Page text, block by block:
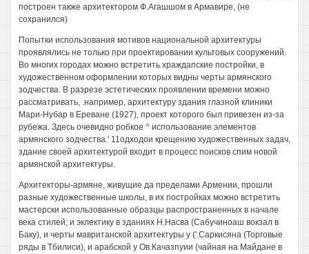
построен также архитектором Ф.Агашшом в Армавире, (не
сохранился)
Попытки использования мотивов национальной архитектуры
проявлялись не только при проектировании культовых сооружений.
Во многих городах можно встретить храждапские постройки, в
художественном оформлении которых видны черты армянского
зодчества. В разрезе эстетических проявлении времени можно
рассматривать, .например, архитектуру здания глазной клиники
Мари-Нубар в Ереване (1927), проект которого был привезен из-за
рубежа. Здесь очевидно робкое ^ использование элементов
армянского зодчества.' 11одходои крещению художественных задач,
здание своей архитектурой входит в процесс поисков спим новой
армянской архитектуры.
Архитекторы-армяне, живущие да пределами Армении, прошли
разные художественные школы, в их постройках можно встретить
мастерски использованные образцы распространенных в начале
века стилей; и эклектику в зданиях Н.Насва (Сабучиноаш вокзал в
Баку), и черты мавританской архитектуры у ('.Саркисяна (Торговые
ряды в Тбилиси), и арабской у Ов.Качазпуии (чайная на Майдане в